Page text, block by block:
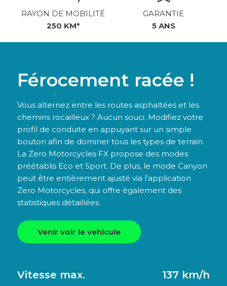
RAYON DE MOBILITÉ
250 KM*
GARANTIE
5 ANS
Férocement racée !
Vous alternez entre les routes asphaltées et les
chemins rocailleux ? Aucun souci. Modifiez votre
profil de conduite en appuyant sur un simple
bouton afin de dominer tous les types de terrain.
La Zero Motorcycles FX propose des modes
préétablis Eco et Sport. De plus, le mode Canyon
peut être entièrement ajusté via l’application
Zero Motorcycles, qui offre également des
statistiques détaillées.
Venir voir le vehicule
Vitesse max.
137 km/h